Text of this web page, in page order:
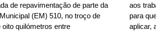
de repavimentação de parte da
(EM) 510, no troço de
oito quilómetros entre
aos
para
aplicar,